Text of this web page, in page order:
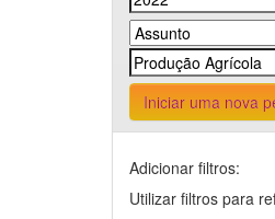
Iniciar uma nova
Adicionar filtros:
Utilizar filtros para